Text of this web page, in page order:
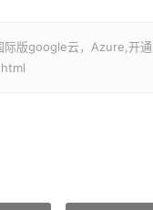
版google云，Azure,开